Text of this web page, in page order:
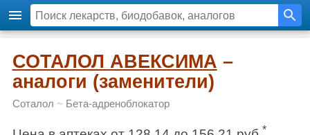
СОТАЛОЛ АВЕКСИМА –
аналоги (заменители)
Соталол ~ Бета-адреноблокатор
*